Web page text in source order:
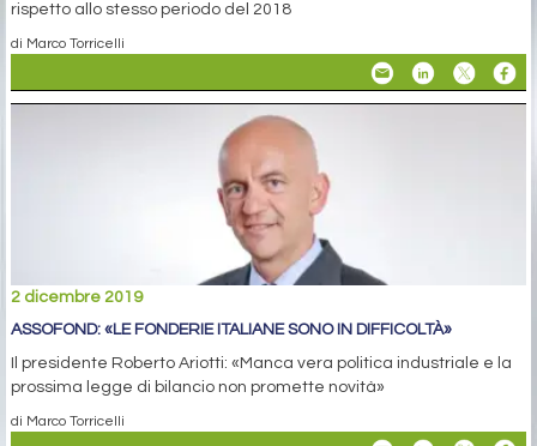
rispetto allo stesso periodo del 2018
di Marco Torricelli
2 dicembre 2019
ASSOFOND: «LE FONDERIE ITALIANE SONO IN DIFFICOLTÀ»
Il presidente Roberto Ariotti: «Manca vera politica industriale e la
prossima legge di bilancio non promette novità»
di Marco Torricelli